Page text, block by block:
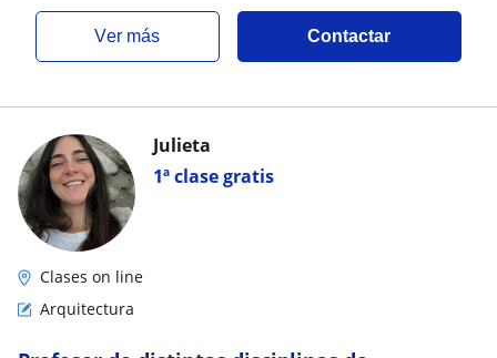
ver más Contactar
1ª clase gratis
Julieta
Clases on line
Arquitectura